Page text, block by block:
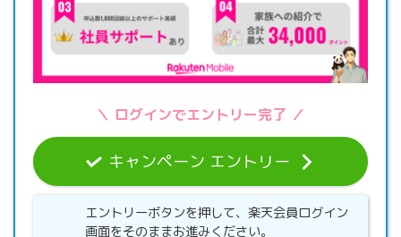
＼ ログインでエントリー完了 ／
キャンペーン エントリー
エントリーボタンを押して、楽天会員ログイン
画面をそのままお進みください。